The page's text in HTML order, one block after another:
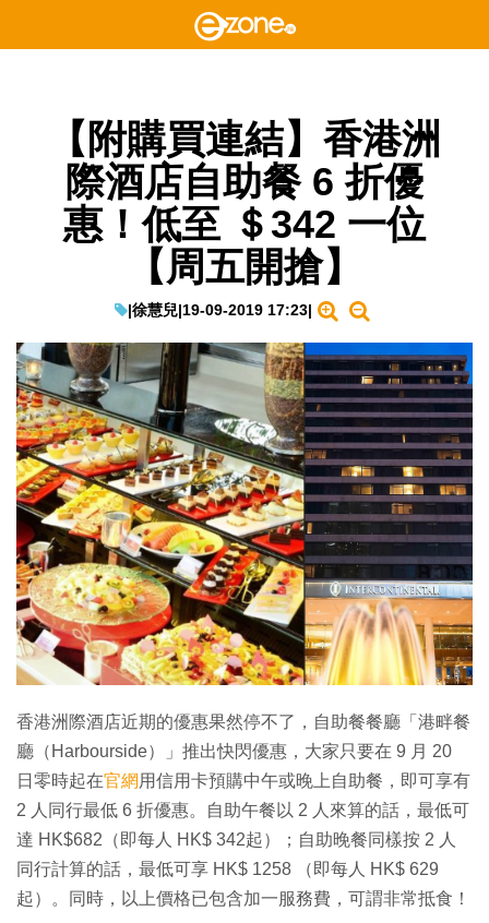
【附購買連結】香港洲
際酒店自助餐 6 折優
惠！低至 ＄342 一位
【周五開搶】
|徐慧兒|19-09-2019 17:23|
香港洲際酒店近期的優惠果然停不了，自助餐餐廳「港畔餐
廳（Harbourside）」推出快閃優惠，大家只要在 9 月 20
日零時起在官網 用信用卡預購中午或晚上自助餐，即可享有
2 人同行最低 6 折優惠。自助午餐以 2 人來算的話，最低可
達 HK$682（即每人 HK$ 342起）；自助晚餐同樣按 2 人
同行計算的話，最低可享 HK$ 1258 （即每人 HK$ 629
起）。同時，以上價格已包含加一服務費，可謂非常抵食！